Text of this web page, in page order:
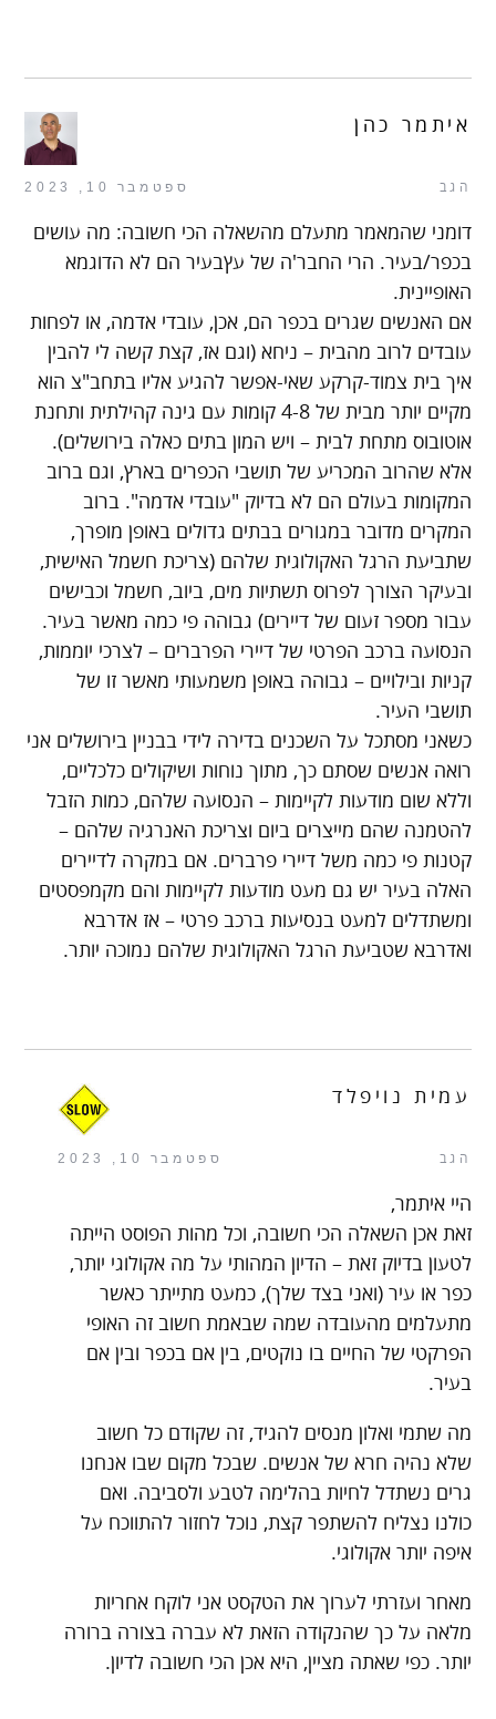
הגב ספטמבר 10, 2023
איתמר כהן
דומני שהמאמר מתעלם מהשאלה הכי חשובה: מה עושים
בכפר/בעיר. הרי החבר'ה של עץבעיר הם לא הדוגמא
האופיינית.
אם האנשים שגרים בכפר הם, אכן, עובדי אדמה, או לפחות
עובדים לרוב מהבית – ניחא (וגם אז, קצת קשה לי להבין
איך בית צמוד-קרקע שאי-אפשר להגיע אליו בתחב"צ הוא
מקיים יותר מבית של 4-8 קומות עם גינה קהילתית ותחנת
אוטובוס מתחת לבית – ויש המון בתים כאלה בירושלים).
אלא שהרוב המכריע של תושבי הכפרים בארץ, וגם ברוב
המקומות בעולם הם לא בדיוק "עובדי אדמה". ברוב
המקרים מדובר במגורים בבתים גדולים באופן מופרך,
שתביעת הרגל האקולוגית שלהם (צריכת חשמל האישית,
ובעיקר הצורך לפרוס תשתיות מים, ביוב, חשמל וכבישים
עבור מספר זעום של דיירים) גבוהה פי כמה מאשר בעיר.
הנסועה ברכב הפרטי של דיירי הפרברים – לצרכי יוממות,
קניות ובילויים – גבוהה באופן משמעותי מאשר זו של
תושבי העיר.
כשאני מסתכל על השכנים בדירה לידי בבניין בירושלים אני
רואה אנשים שסתם כך, מתוך נוחות ושיקולים כלכליים,
וללא שום מודעות לקיימות – הנסועה שלהם, כמות הזבל
להטמנה שהם מייצרים ביום וצריכת האנרגיה שלהם –
קטנות פי כמה משל דיירי פרברים. אם במקרה לדיירים
האלה בעיר יש גם מעט מודעות לקיימות והם מקמפסטים
ומשתדלים למעט בנסיעות ברכב פרטי – אז אדרבא
ואדרבא שטביעת הרגל האקולוגית שלהם נמוכה יותר.
הגב ספטמבר 10, 2023
עמית נויפלד
היי איתמר,
זאת אכן השאלה הכי חשובה, וכל מהות הפוסט הייתה
לטעון בדיוק זאת – הדיון המהותי על מה אקולוגי יותר,
כפר או עיר (ואני בצד שלך), כמעט מתייתר כאשר
מתעלמים מהעובדה שמה שבאמת חשוב זה האופי
הפרקטי של החיים בו נוקטים, בין אם בכפר ובין אם
בעיר.
מה שתמי ואלון מנסים להגיד, זה שקודם כל חשוב
שלא נהיה חרא של אנשים. שבכל מקום שבו אנחנו
גרים נשתדל לחיות בהלימה לטבע ולסביבה. ואם
כולנו נצליח להשתפר קצת, נוכל לחזור להתווכח על
איפה יותר אקולוגי.
מאחר ועזרתי לערוך את הטקסט אני לוקח אחריות
מלאה על כך שהנקודה הזאת לא עברה בצורה ברורה
יותר. כפי שאתה מציין, היא אכן הכי חשובה לדיון.